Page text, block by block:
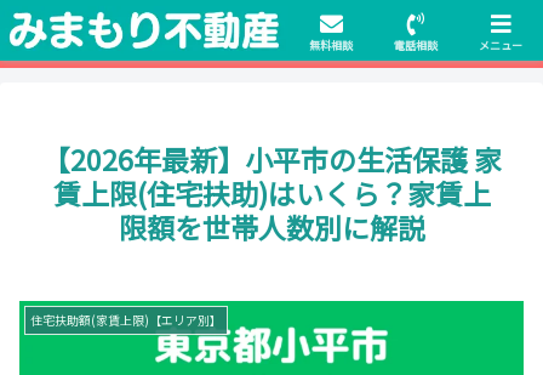
初期費用無料物件や保証人不要の物件も豊富にご用意！相談料無料でも申
請・手続きサポート付き！
【2026年最新】小平市の生活保護 家
賃上限(住宅扶助)はいくら？家賃上
限額を世帯人数別に解説
住宅扶助額(家賃上限)【エリア別】
無料相談 電話相談 メニュー